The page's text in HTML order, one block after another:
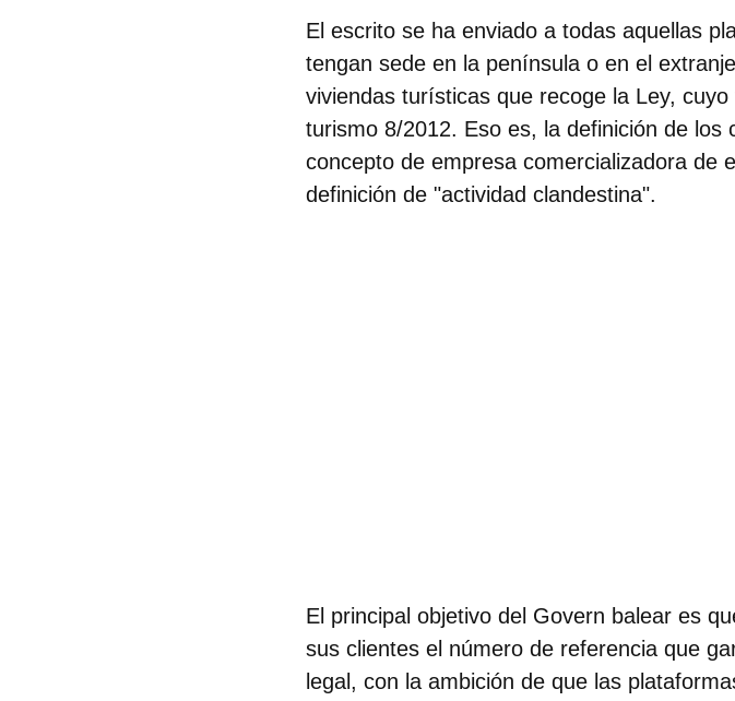
El escrito se ha enviado a todas aquellas
tengan sede en la península o en el
viviendas turísticas que recoge la Ley,
turismo 8/2012. Eso es, la definición de los
concepto de empresa comercializadora de
definición de "actividad clandestina".
El principal objetivo del Govern balear es
sus clientes el número de referencia que
legal, con la ambición de que las